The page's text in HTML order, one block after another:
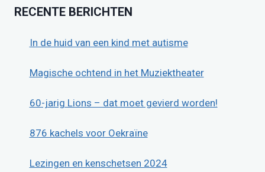
RECENTE BERICHTEN
In de huid van een kind met autisme
Magische ochtend in het Muziektheater
60-jarig Lions – dat moet gevierd worden!
876 kachels voor Oekraïne
Lezingen en kenschetsen 2024